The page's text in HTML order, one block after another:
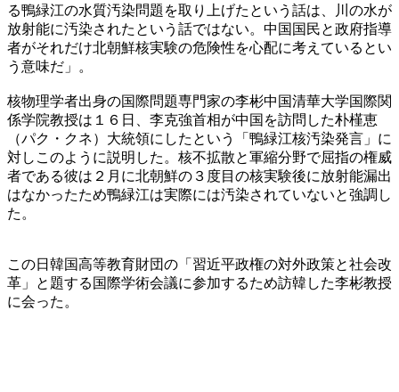
る鴨緑江の水質汚染問題を取り上げたという話は、川の水が
放射能に汚染されたという話ではない。中国国民と政府指導
者がそれだけ北朝鮮核実験の危険性を心配に考えているとい
う意味だ」。
核物理学者出身の国際問題専門家の李彬中国清華大学国際関
係学院教授は１６日、李克強首相が中国を訪問した朴槿恵
（パク・クネ）大統領にしたという「鴨緑江核汚染発言」に
対しこのように説明した。核不拡散と軍縮分野で屈指の権威
者である彼は２月に北朝鮮の３度目の核実験後に放射能漏出
はなかったため鴨緑江は実際には汚染されていないと強調し
た。
この日韓国高等教育財団の「習近平政権の対外政策と社会改
革」と題する国際学術会議に参加するため訪韓した李彬教授
に会った。